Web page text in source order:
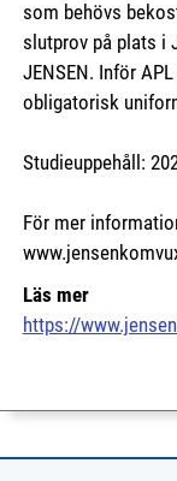
som behövs
slutprov på plats i
JENSEN. Inför
obligatorisk
Studieuppehåll:
För mer
Läs mer
https://